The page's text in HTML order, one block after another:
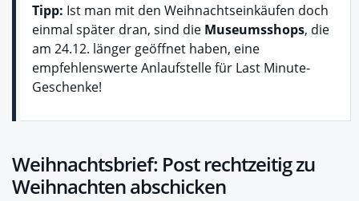
Tipp: Ist man mit den Weihnachtseinkäufen doch
einmal später dran, sind die Museumsshops, die
am 24.12. länger geöffnet haben, eine
empfehlenswerte Anlaufstelle für Last Minute-
Geschenke!
Weihnachtsbrief: Post rechtzeitig zu
Weihnachten abschicken